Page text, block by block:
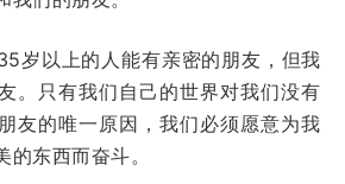
岁以上的人能有亲密的朋友，但我
。只有我们自己的世界对我们没有
友的唯一原因，我们必须愿意为我
东西而奋斗。